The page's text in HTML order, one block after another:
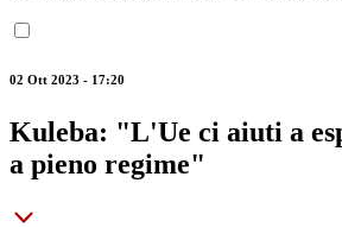
02 Ott 2023 - 17:20
Kuleba: "L'Ue ci aiuti a
a pieno regime"